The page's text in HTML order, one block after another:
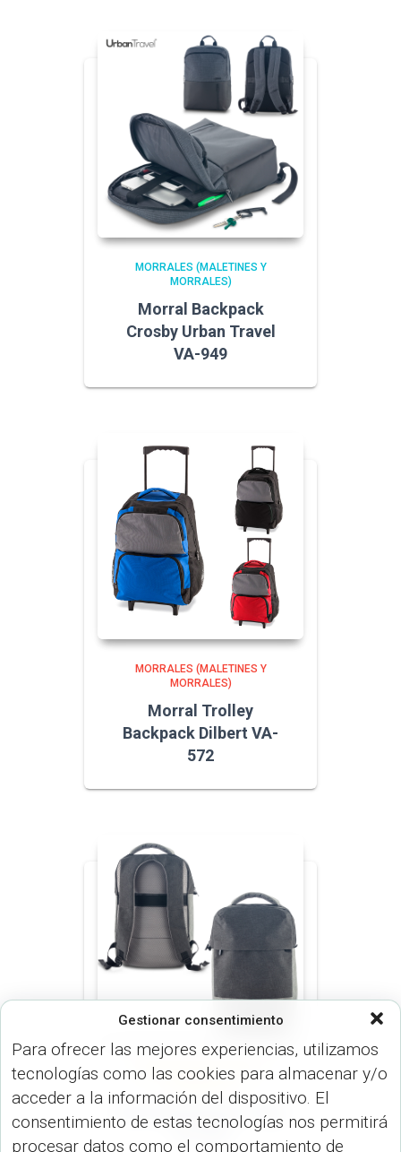
Gestionar consentimiento
Para ofrecer las mejores experiencias, utilizamos
tecnologías como las cookies para almacenar y/o
acceder a la información del dispositivo. El
consentimiento de estas tecnologías nos permitirá
procesar datos como el comportamiento de
MORRALES (MALETINES Y
MORRALES)
Morral Backpack
Crosby Urban Travel
VA-949
MORRALES (MALETINES Y
MORRALES)
Morral Trolley
Backpack Dilbert VA-
572
MORRALES (MALETINES Y
Morral Backpack Tripp